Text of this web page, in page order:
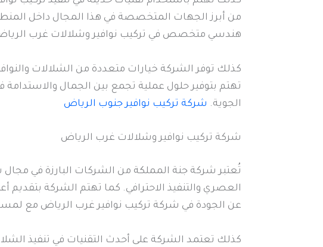
من أبرز الجهات المتخصصة في هذا المجال داخل
هندسي متخصص في تركيب نوافير وشلالات غرب
كذلك توفر الشركة خيارات متعددة من الشلالات
تهتم بتوفير حلول عملية تجمع بين الجمال
الجوية. شركة تركيب نوافير جنوب الرياض
شركة تركيب نوافير وشلالات غرب الرياض
تُعتبر شركة جنة المملكة من الشركات البارزة في
العصري والتنفيذ الاحترافي. كما تهتم الشركة بتقديم
عن الجودة في شركة تركيب نوافير غرب الرياض مع
كذلك تعتمد الشركة على أحدث التقنيات في تنفيذ